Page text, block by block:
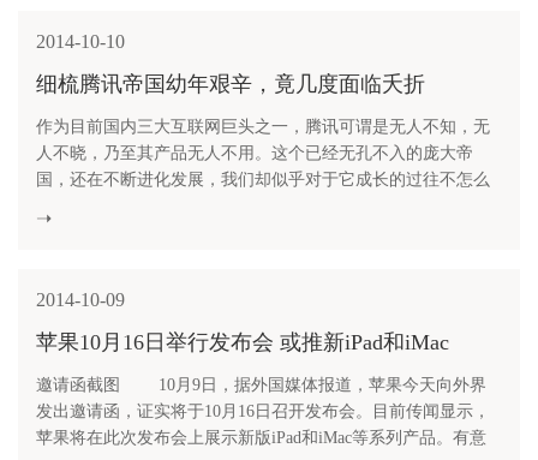
2014-10-10
细梳腾讯帝国幼年艰辛，竟几度面临夭折
作为目前国内三大互联网巨头之一，腾讯可谓是无人不知，无
人不晓，乃至其产品无人不用。这个已经无孔不入的庞大帝
国，还在不断进化发展，我们却似乎对于它成长的过往不怎么
➝
2014-10-09
苹果10月16日举行发布会 或推新iPad和iMac
邀请函截图 10月9日，据外国媒体报道，苹果今天向外界
发出邀请函，证实将于10月16日召开发布会。目前传闻显示，
苹果将在此次发布会上展示新版iPad和iMac等系列产品。有意